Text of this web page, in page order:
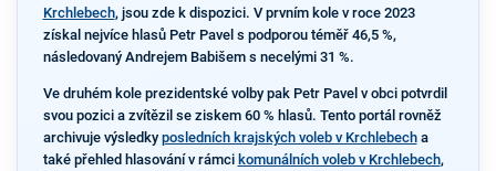
Krchlebech, jsou zde k dispozici. V prvním kole v roce 2023
získal nejvíce hlasů Petr Pavel s podporou téměř 46,5 %,
následovaný Andrejem Babišem s necelými 31 %.
Ve druhém kole prezidentské volby pak Petr Pavel v obci potvrdil
svou pozici a zvítězil se ziskem 60 % hlasů. Tento portál rovněž
archivuje výsledky posledních krajských voleb v Krchlebecha
také přehled hlasování v rámci komunálních voleb v Krchlebech,